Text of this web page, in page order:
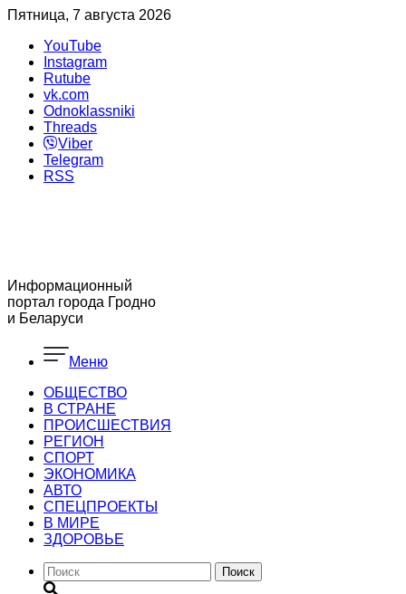
Пятница, 7 августа 2026
YouTube
Instagram
Rutube
vk.com
Odnoklassniki
Threads
Viber
Telegram
RSS
Информационный
портал города Гродно
и Беларуси
Меню
ОБЩЕСТВО
В СТРАНЕ
ПРОИСШЕСТВИЯ
РЕГИОН
CПОРТ
ЭКОНОМИКА
АВТО
СПЕЦПРОЕКТЫ
В МИРЕ
ЗДОРОВЬЕ
Поиск